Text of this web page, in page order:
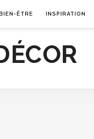
ÊTRE INSPIRATION